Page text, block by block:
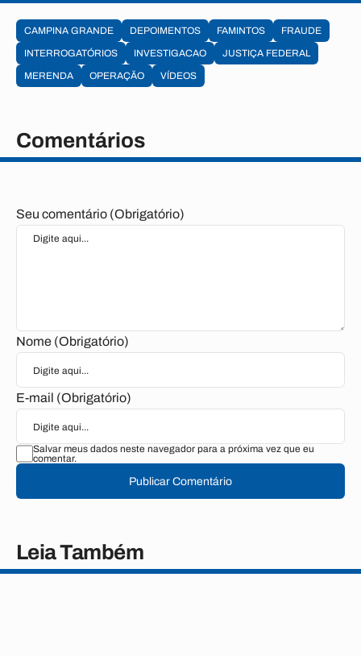
CAMPINA GRANDE DEPOIMENTOS FAMINTOS
FRAUDE
INTERROGATÓRIOS
INVESTIGACAO
JUSTIÇA FEDERAL
MERENDA
OPERAÇÃO VÍDEOS
Comentários
Seu comentário (Obrigatório)
Nome (Obrigatório)
E-mail (Obrigatório)
Salvar meus dados neste navegador para a próxima vez que eu
comentar.
Publicar Comentário
Leia Também